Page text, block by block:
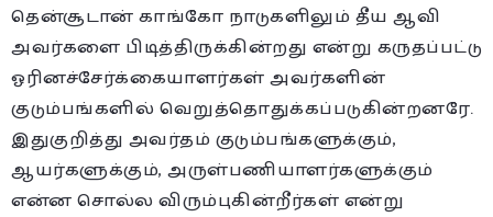
தென்சூடான் காங்கோ நாடுகளிலும் தீய ஆவி
அவர்களை பிடித்திருக்கின்றது என்று கருதப்பட்டு
ஓரினச்சேர்க்கையாளர்கள் அவர்களின்
குடும்பங்களில் வெறுத்தொதுக்கப்படுகின்றனரே.
இதுகுறித்து அவர்தம் குடும்பங்களுக்கும்,
ஆயர்களுக்கும், அருள்பணியாளர்களுக்கும்
என்ன சொல்ல விரும்புகின்றீர்கள் என்று